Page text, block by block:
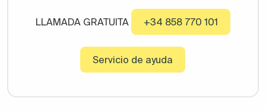
LLAMADA GRATUITA +34 858 770 101
Servicio de ayuda